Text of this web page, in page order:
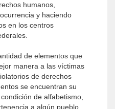
humanos,
y haciendo
en los centros
de elementos que
manera a las víctimas
de derechos
se encuentran su
de alfabetismo,
a algún pueblo